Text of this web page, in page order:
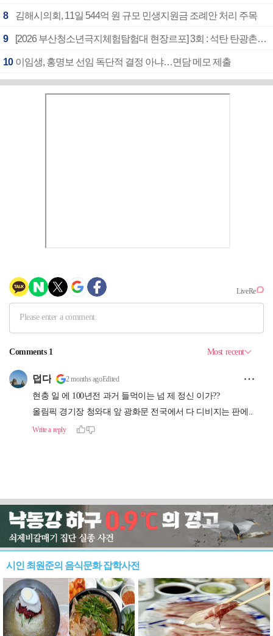
8 김해시의회, 11일 544억 원 규모 민생지원금 조례안 처리 주목
9 [2026 부산청소년극지체험탐험대 현장르포] 3회 : 석탄 탄광촌에서 북극 연구의 중심지로
10 이임생, 홍명보 선임 독단적 결정 아냐…면담 메모 제출
시인 최원준의 음식문화 잡학사전